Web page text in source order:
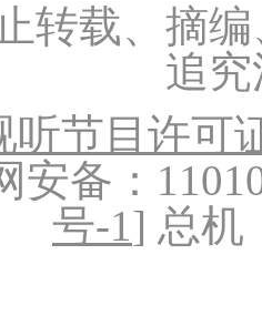
转载、摘
追
听节目许可
安备：
号-1] 总机